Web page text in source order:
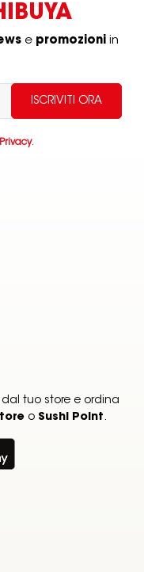
e promozioni in
.
dal tuo store e ordina
o Sushi Point.